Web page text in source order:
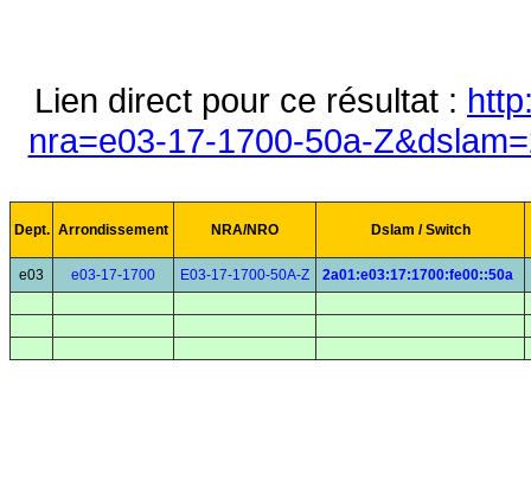
Lien direct pour ce résultat :
nra=e03-17-1700-50a-
Dept. Arrondissement NRA/NRO Dslam / Switch
e03 e03-17-1700 E03-17-1700-50A-Z 2a01:e03:17:1700:fe00::50a